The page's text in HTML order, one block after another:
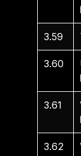
3.59
3.60
3.61
3.62